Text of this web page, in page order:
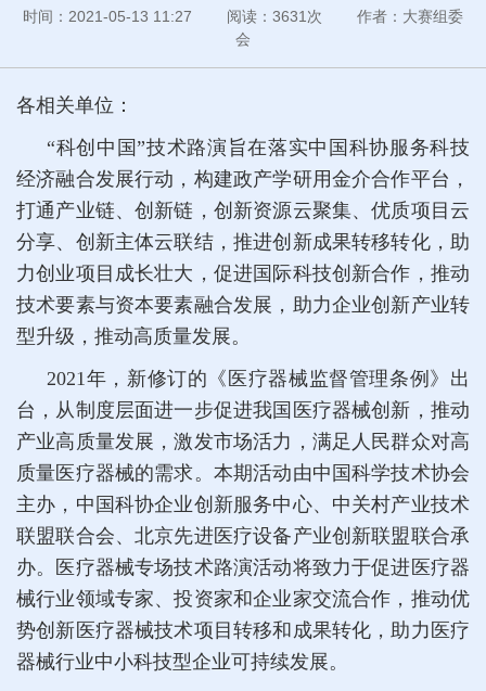
时间：2021-05-13 11:27 阅读：3631次 作者：大赛组委
会
各相关单位：
“科创中国”技术路演旨在落实中国科协服务科技
经济融合发展行动，构建政产学研用金介合作平台，
打通产业链、创新链，创新资源云聚集、优质项目云
分享、创新主体云联结，推进创新成果转移转化，助
力创业项目成长壮大，促进国际科技创新合作，推动
技术要素与资本要素融合发展，助力企业创新产业转
型升级，推动高质量发展。
2021年，新修订的《医疗器械监督管理条例》出
台，从制度层面进一步促进我国医疗器械创新，推动
产业高质量发展，激发市场活力，满足人民群众对高
质量医疗器械的需求。本期活动由中国科学技术协会
主办，中国科协企业创新服务中心、中关村产业技术
联盟联合会、北京先进医疗设备产业创新联盟联合承
办。医疗器械专场技术路演活动将致力于促进医疗器
械行业领域专家、投资家和企业家交流合作，推动优
势创新医疗器械技术项目转移和成果转化，助力医疗
器械行业中小科技型企业可持续发展。